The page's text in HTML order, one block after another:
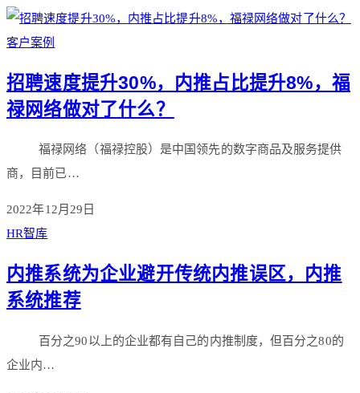
客户案例
招聘速度提升30%，内推占比提升8%，福
禄网络做对了什么？
福禄网络（福禄控股）是中国领先的数字商品及服务提供
商，目前已…
2022年12月29日
HR智库
内推系统为企业避开传统内推误区，内推
系统推荐
百分之90以上的企业都有自己的内推制度，但百分之80的
企业内…